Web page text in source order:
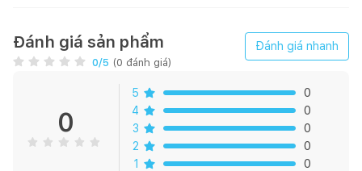
hoàn thiện và thành phẩm là lớp men trong suốt bảo vệ màu
sắc của từng nét vẽ.
phòng ăn của mỗi gia đình.
Kích thước: 19x19x2cm
Đánh giá sản phẩm
0/5 (0 đánh giá)
Đánh giá nhanh
0
5
0
4
0
3
0
2
0
1
0